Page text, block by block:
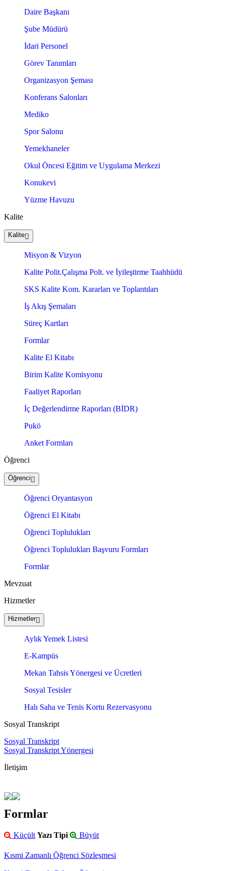
Daire Başkanı
Şube Müdürü
İdari Personel
Görev Tanımları
Organizasyon Şeması
Konferans Salonları
Mediko
Spor Salonu
Yemekhaneler
Okul Öncesi Eğitim ve Uygulama Merkezi
Konukevi
Yüzme Havuzu
Kalite
Kalite
Misyon & Vizyon
Kalite Polit.Çalışma Polt. ve İyileştirme Taahhüdü
SKS Kalite Kom. Kararları ve Toplantıları
İş Akış Şemaları
Süreç Kartları
Formlar
Kalite El Kitabı
Birim Kalite Komisyonu
Faaliyet Raporları
İç Değerlendirme Raporları (BİDR)
Pukö
Anket Formları
Öğrenci
Öğrenci
Öğrenci Oryantasyon
Öğrenci El Kitabı
Öğrenci Toplulukları
Öğrenci Toplulukları Başvuru Formları
Formlar
Mevzuat
Hizmetler
Hizmetler
Aylık Yemek Listesi
E-Kampüs
Mekan Tahsis Yönergesi ve Ücretleri
Sosyal Tesisler
Halı Saha ve Tenis Kortu Rezervasyonu
Sosyal Transkript
Sosyal Transkript
Sosyal Transkript Yönergesi
İletişim
Formlar
Küçült Yazı Tipi Büyüt
Kısmi Zamanlı Öğrenci Sözleşmesi